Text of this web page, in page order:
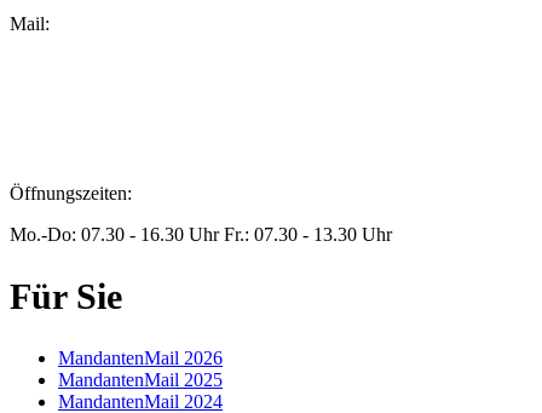
Mail:
Öffnungszeiten:
Mo.-Do: 07.30 - 16.30 Uhr Fr.: 07.30 - 13.30 Uhr
Für Sie
MandantenMail 2026
MandantenMail 2025
MandantenMail 2024